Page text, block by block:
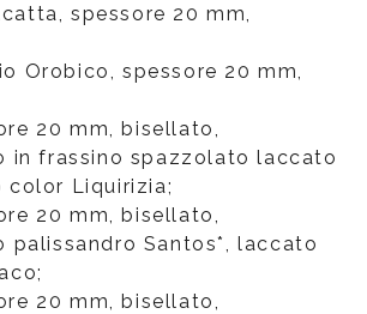
spessore 20 mm,
Orobico, spessore 20 mm,
20 mm, bisellato,
in frassino spazzolato laccato
color Liquirizia;
20 mm, bisellato,
palissandro Santos*, laccato
20 mm, bisellato,